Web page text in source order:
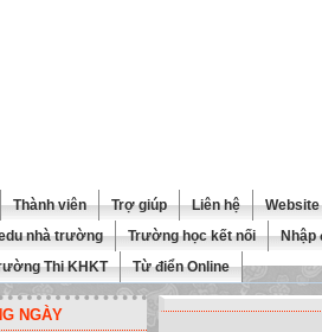
Thành viên Trợ giúp Liên hệ
nhà trường
Trường học kết nối
Nhập
Thi KHKT
Từ điển Online
NGÀY